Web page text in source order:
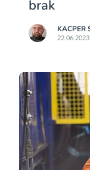
brak
KACPER